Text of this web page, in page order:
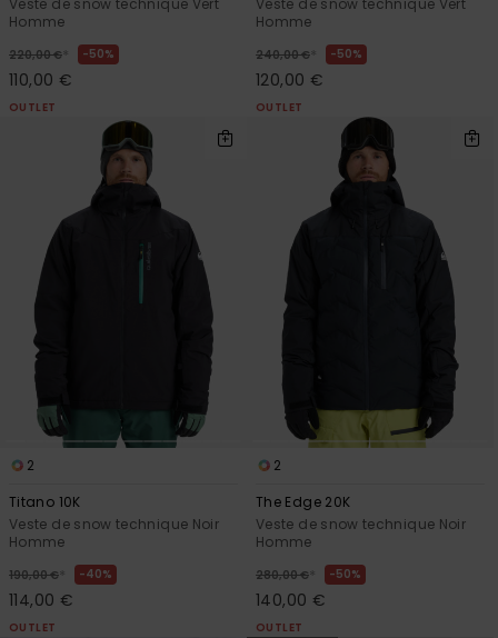
Veste de snow technique Vert
Homme
220,00 € * 50%
110,00 €
OUTLET
Veste de snow technique Vert
Homme
240,00 € * 50%
120,00 €
OUTLET
2
Titano 10K
Veste de snow technique Noir
Homme
190,00 € * 40%
114,00 €
OUTLET
2
The Edge 20K
Veste de snow technique Noir
Homme
280,00 € * 50%
140,00 €
OUTLET